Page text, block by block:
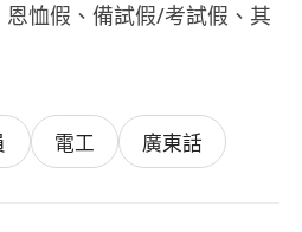
恤假、備試假/考試假、其
以下招聘日地點面試。
大富街14號
電工 廣東話